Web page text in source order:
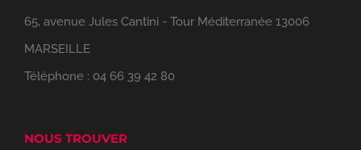
65, avenue Jules Cantini - Tour Méditerranée 13006
MARSEILLE
Téléphone : 04 66 39 42 80
NOUS TROUVER